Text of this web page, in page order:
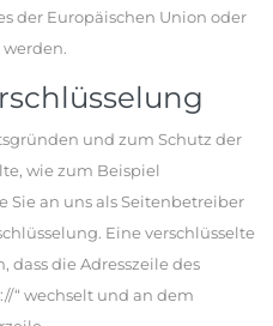
der Europäischen Union oder
und zum Schutz der
wie zum Beispiel
Sie an uns als Seitenbetreiber
Eine verschlüsselte
dass die Adresszeile des
“ wechselt und an dem